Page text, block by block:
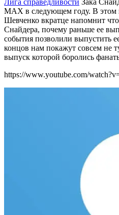
Лига справедливости Зака
MAX в следующем году. В этом
Шевченко вкратце напомнит
Снайдера, почему раньше ее
события позволили выпустить
концов нам покажут совсем не
выпуск которой боролись
https://www.youtube.com/